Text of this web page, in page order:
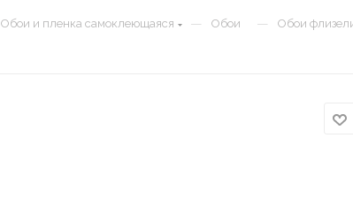
Обои и пленка самоклеющаяся — Обои — Обои